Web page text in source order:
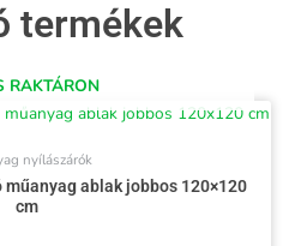
termékek
RAKTÁRON
nyílászárók
műanyag ablak jobbos 120×120
cm